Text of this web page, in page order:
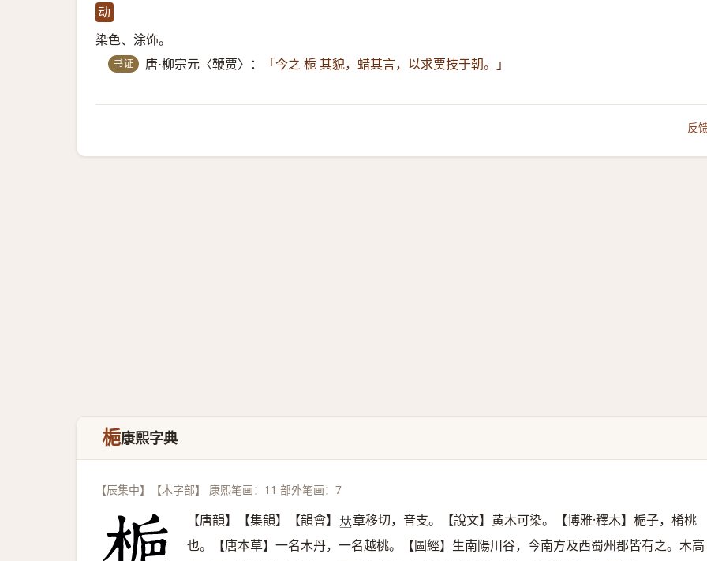
动
染色、涂饰。
书证 唐·柳宗元〈鞭贾〉： 「今之 栀 其貌，蜡其言，以求贾技于朝。」
反
梔康熙字典
【辰集中】【木字部】 康熙笔画：11 部外笔画：7
【唐韻】【集韻】【韻會】 𠀤章移切，音支。【說文】黄木可染。【博雅·釋木】梔子，㮁桃
也。【唐本草】一名木丹，一名越桃。【圖經】生南陽川谷，今南方及西蜀州郡皆有之。木高